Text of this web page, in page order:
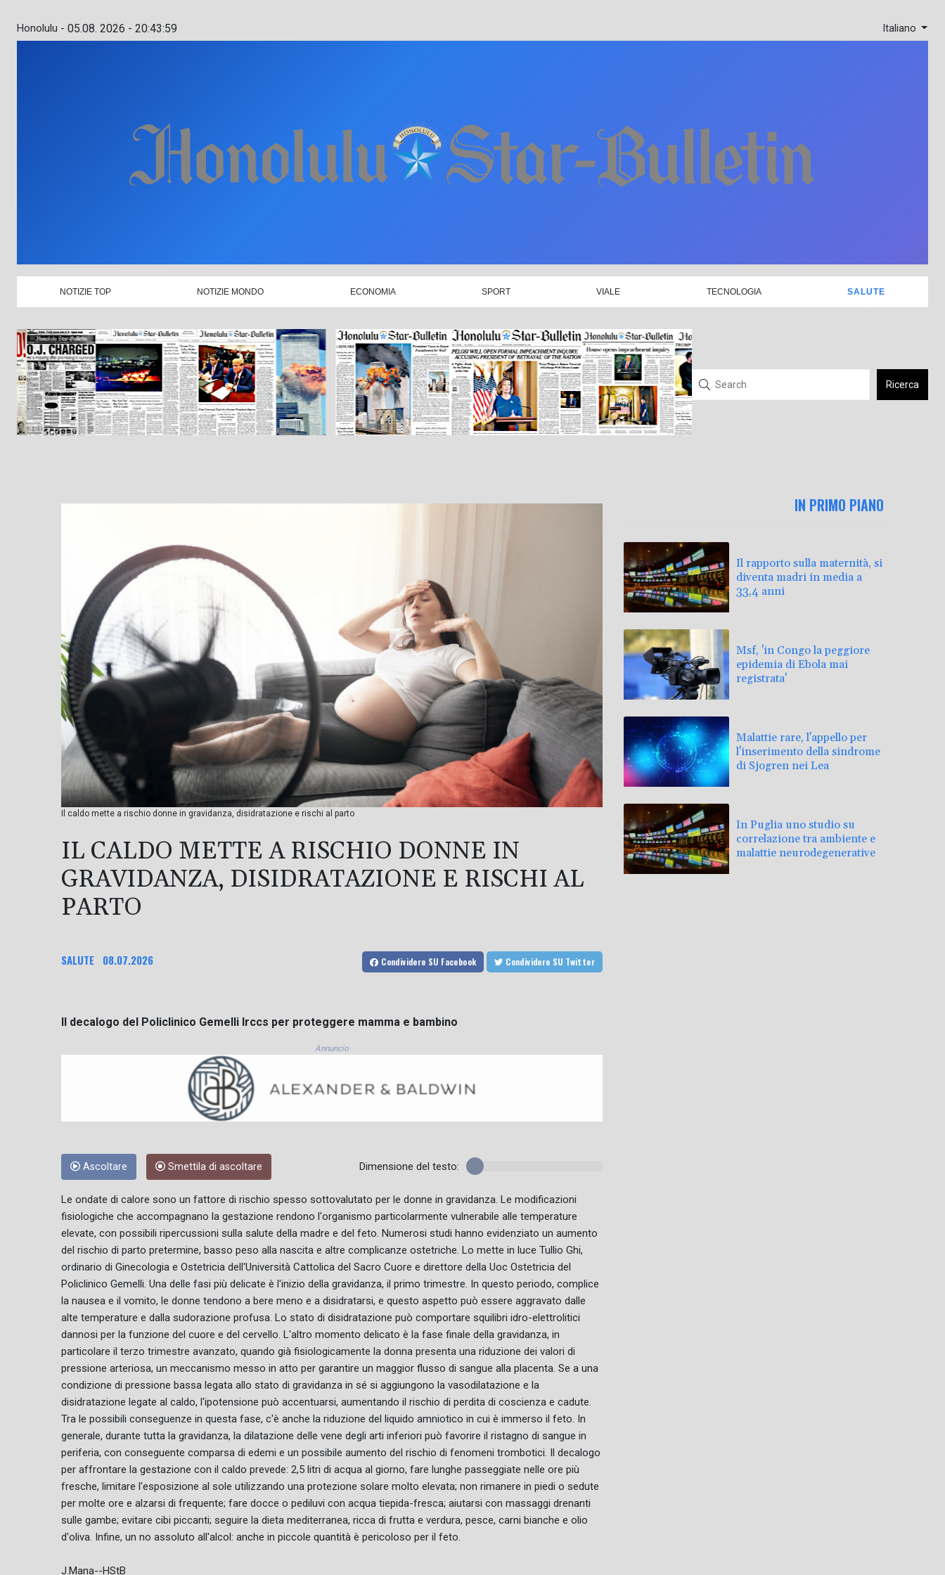
Honolulu - 05.08. 2026 - 20:44:00 Italiano
NOTIZIE TOP NOTIZIE MONDO ECONOMIA SPORT VIALE TECNOLOGIA SALUTE
Ricerca
Il caldo mette a rischio donne in gravidanza, disidratazione e rischi al parto
IL CALDO METTE A RISCHIO DONNE IN
GRAVIDANZA, DISIDRATAZIONE E RISCHI AL
PARTO
SALUTE 08.07.2026 Condividere SU Facebook Condividere SU Twitter
Il decalogo del Policlinico Gemelli Irccs per proteggere mamma e bambino
Annuncio
Ascoltare Smettila di ascoltare Dimensione del testo:
Le ondate di calore sono un fattore di rischio spesso sottovalutato per le donne in gravidanza. Le modificazioni
fisiologiche che accompagnano la gestazione rendono l'organismo particolarmente vulnerabile alle temperature
elevate, con possibili ripercussioni sulla salute della madre e del feto. Numerosi studi hanno evidenziato un aumento
del rischio di parto pretermine, basso peso alla nascita e altre complicanze ostetriche. Lo mette in luce Tullio Ghi,
ordinario di Ginecologia e Ostetricia dell'Università Cattolica del Sacro Cuore e direttore della Uoc Ostetricia del
Policlinico Gemelli. Una delle fasi più delicate è l'inizio della gravidanza, il primo trimestre. In questo periodo, complice
la nausea e il vomito, le donne tendono a bere meno e a disidratarsi, e questo aspetto può essere aggravato dalle
alte temperature e dalla sudorazione profusa. Lo stato di disidratazione può comportare squilibri idro-elettrolitici
dannosi per la funzione del cuore e del cervello. L'altro momento delicato è la fase finale della gravidanza, in
particolare il terzo trimestre avanzato, quando già fisiologicamente la donna presenta una riduzione dei valori di
pressione arteriosa, un meccanismo messo in atto per garantire un maggior flusso di sangue alla placenta. Se a una
condizione di pressione bassa legata allo stato di gravidanza in sé si aggiungono la vasodilatazione e la
disidratazione legate al caldo, l'ipotensione può accentuarsi, aumentando il rischio di perdita di coscienza e cadute.
Tra le possibili conseguenze in questa fase, c'è anche la riduzione del liquido amniotico in cui è immerso il feto. In
generale, durante tutta la gravidanza, la dilatazione delle vene degli arti inferiori può favorire il ristagno di sangue in
periferia, con conseguente comparsa di edemi e un possibile aumento del rischio di fenomeni trombotici. Il decalogo
per affrontare la gestazione con il caldo prevede: 2,5 litri di acqua al giorno, fare lunghe passeggiate nelle ore più
fresche, limitare l'esposizione al sole utilizzando una protezione solare molto elevata; non rimanere in piedi o sedute
per molte ore e alzarsi di frequente; fare docce o pediluvi con acqua tiepida-fresca; aiutarsi con massaggi drenanti
sulle gambe; evitare cibi piccanti; seguire la dieta mediterranea, ricca di frutta e verdura, pesce, carni bianche e olio
d'oliva. Infine, un no assoluto all'alcol: anche in piccole quantità è pericoloso per il feto.
J.Mana--HStB
IN PRIMO PIANO
Il rapporto sulla maternità, si
diventa madri in media a
33,4 anni
Msf, 'in Congo la peggiore
epidemia di Ebola mai
registrata'
Malattie rare, l'appello per
l'inserimento della sindrome
di Sjogren nei Lea
In Puglia uno studio su
correlazione tra ambiente e
malattie neurodegenerative